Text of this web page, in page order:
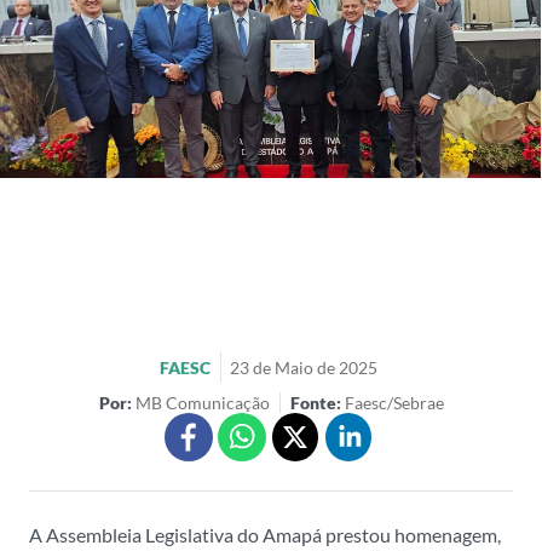
FAESC
23 de Maio de 2025
Por: MB Comunicação Fonte: Faesc/Sebrae
A Assembleia Legislativa do Amapá prestou homenagem,